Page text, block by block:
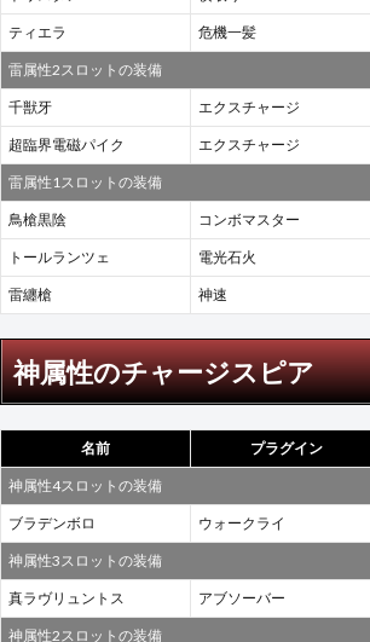
ティエラ 危機一髪
雷属性2スロットの装備
千獣牙 エクスチャージ
超臨界電磁パイク エクスチャージ
雷属性1スロットの装備
鳥槍黒陰 コンボマスター
トールランツェ 電光石火
雷纏槍 神速
神属性のチャージスピア
名前 プラグイン
神属性4スロットの装備
ブラデンボロ ウォークライ
神属性3スロットの装備
真ラヴリュントス アブソーバー
神属性2スロットの装備